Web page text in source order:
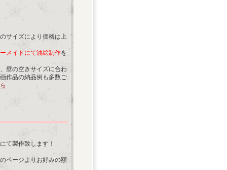
サイズにより価格は上
メイドにて油絵制作を
壁の空きサイズに合わ
作品の納品例も多数ご
にて製作致します！
ページよりお好みの額